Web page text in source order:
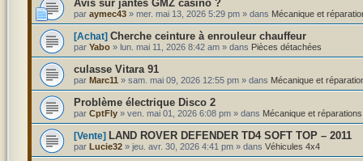
Avis sur jantes GMZ casino ?
par aymec43» mer. mai 13, 2026 5:29 pm» dans Mécanique et
[Achat] Cherche ceinture à enrouleur chauffeur
par Yabo» lun. mai 11, 2026 8:42 am» dans Pièces détachées
culasse Vitara 91
par Marc11 » sam. mai 09, 2026 12:55 pm» dans Mécanique et
Problème électrique Disco 2
par CptFly» ven. mai 01, 2026 6:08 pm» dans Mécanique et réparations
[Vente] LAND ROVER DEFENDER TD4 SOFT TOP – 2011
par Lucie32» jeu. avr. 30, 2026 4:41 pm» dans Véhicules 4x4